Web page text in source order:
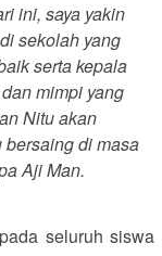
ini, saya yakin
sekolah yang
serta kepala
mimpi yang
Nitu akan
bersaing di masa
Aji Man.
seluruh siswa